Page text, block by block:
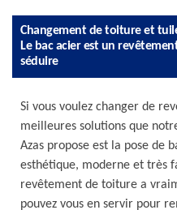
Changement de toiture et
Le bac acier est un
séduire
Si vous voulez changer de
meilleures solutions que
Azas propose est la pose de
esthétique, moderne et très
revêtement de toiture a
pouvez vous en servir pour